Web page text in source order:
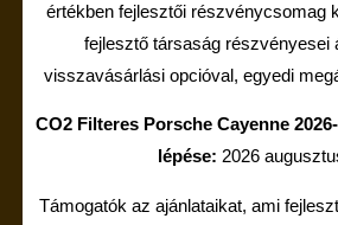
értékben fejlesztői részvénycsomag
fejlesztő társaság részvényesei
visszavásárlási opcióval, egyedi
CO2 Filteres Porsche Cayenne
lépése: 2026
Támogatók az ajánlataikat, ami